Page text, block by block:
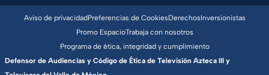
Aviso de privacidadPreferencias de CookiesDerechosInversionistas
Promo EspacioTrabaja con nosotros
Programa de ética, integridad y cumplimiento
Defensor de Audiencias y Código de Ética de Televisión Azteca III y